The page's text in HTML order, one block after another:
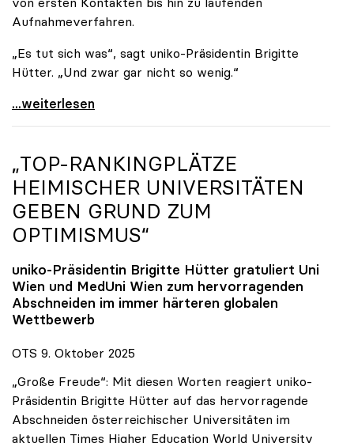
Aufnahmeverfahren.
„Es tut sich was“, sagt uniko-Präsidentin Brigitte
Hütter. „Und zwar gar nicht so wenig.“
Reges Interesse von US-Forscher:innen an
...weiterlesen
„TOP-RANKINGPLÄTZE
HEIMISCHER UNIVERSITÄTEN
GEBEN GRUND ZUM
OPTIMISMUS“
uniko-Präsidentin Brigitte Hütter gratuliert Uni
Wien und MedUni Wien zum hervorragenden
Abschneiden im immer härteren globalen
Wettbewerb
OTS 9. Oktober 2025
„Große Freude“: Mit diesen Worten reagiert uniko-
Präsidentin Brigitte Hütter auf das hervorragende
Abschneiden österreichischer Universitäten im
aktuellen Times Higher Education World University